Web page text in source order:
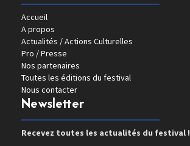
Accueil
A propos
Actualités / Actions Culturelles
Pro / Presse
Nos partenaires
Toutes les éditions du festival
Nous contacter
Newsletter
Recevez toutes les actualités du festival !